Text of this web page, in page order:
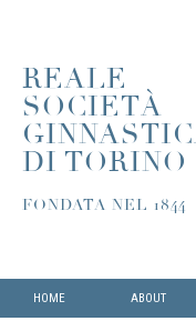
REALE
SOCIETÀ
DI TORINO
FONDATA NEL 1844
HOME ABOUT